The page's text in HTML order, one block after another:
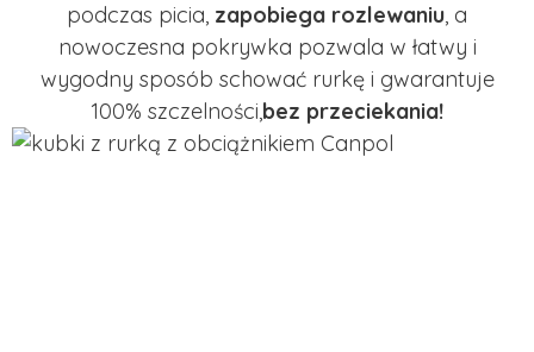
podczas picia, zapobiega rozlewaniu, a
nowoczesna pokrywka pozwala w łatwy i
wygodny sposób schować rurkę i gwarantuje
100% szczelności,bez przeciekania!